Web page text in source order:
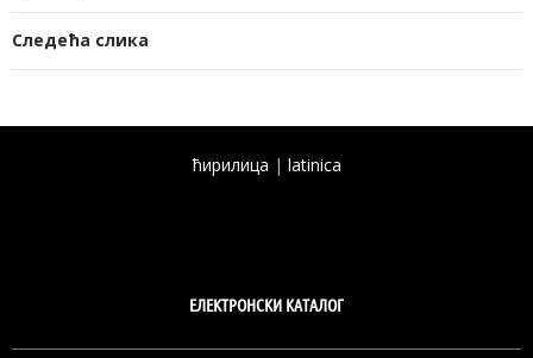
Следећа слика
ћирилица | latinica
ЕЛЕКТРОНСКИ КАТАЛОГ